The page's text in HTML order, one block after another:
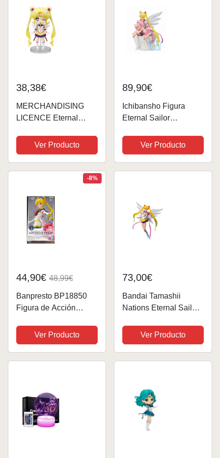
38,38€
MERCHANDISING
LICENCE Eternal
Edition Fig 9 cm Pretty
Guardian Sailor Moon
figuarts Mini
Ver Producto
89,90€
Ichibansho Figura
Eternal Sailor
Chibi Moon (Eternal
Sailor Guardians)
14cm BP63606
Ver Producto
-8%
44,90€ 48,99€
Banpresto BP18850
Figura de Acción
Pretty Guardian Sailor
Moon Eternal The
Movie -
Ver Producto
73,00€
Bandai Tamashii
Nations Eternal Sailor
Sailor Moon Pretty
Guardian Sailor Stars
s.h. figuarts
Ver Producto